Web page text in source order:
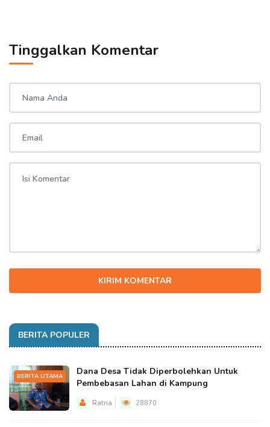
Tinggalkan Komentar
KIRIM KOMENTAR
BERITA POPULER
BERITA UTAMA
Dana Desa Tidak Diperbolehkan Untuk
Pembebasan Lahan di Kampung
Ratna 28870